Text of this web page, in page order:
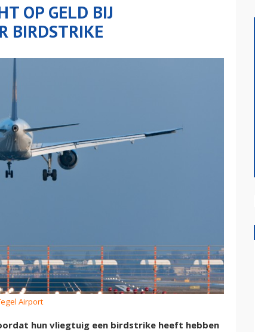
OP GELD BIJ
BIRDSTRIKE
Airport
hun vliegtuig een birdstrike heeft hebben